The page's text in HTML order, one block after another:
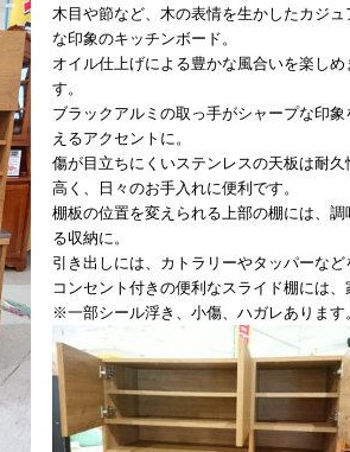
木目や節など、木の表情を生かしたカジュ
な印象のキッチンボード。
オイル仕上げによる豊かな風合いを楽しめ
す。
ブラックアルミの取っ手がシャープな印象
えるアクセントに。
傷が目立ちにくいステンレスの天板は耐久
高く、日々のお手入れに便利です。
棚板の位置を変えられる上部の棚には、
る収納に。
引き出しには、カトラリーやタッパーなど
コンセント付きの便利なスライド棚には、
※一部シール浮き、小傷、ハガレあります